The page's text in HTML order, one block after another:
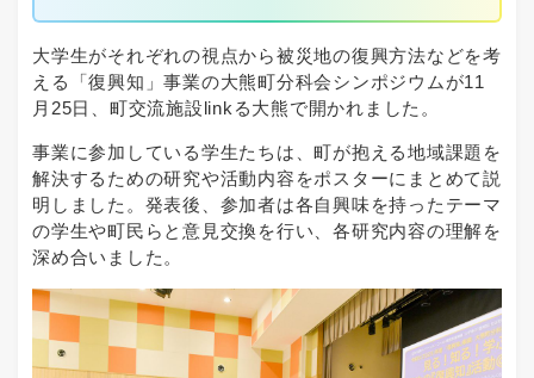
大学生がそれぞれの視点から被災地の復興方法などを考
える「復興知」事業の大熊町分科会シンポジウムが11
月25日、町交流施設linkる大熊で開かれました。
事業に参加している学生たちは、町が抱える地域課題を
解決するための研究や活動内容をポスターにまとめて説
明しました。発表後、参加者は各自興味を持ったテーマ
の学生や町民らと意見交換を行い、各研究内容の理解を
深め合いました。